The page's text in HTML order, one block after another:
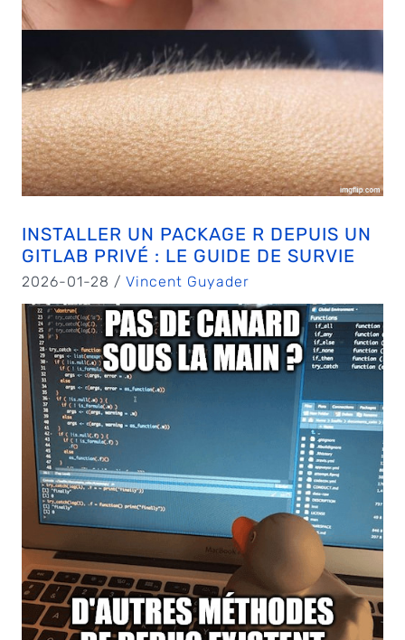
INSTALLER UN PACKAGE R DEPUIS UN
GITLAB PRIVÉ : LE GUIDE DE SURVIE
2026-01-28 / Vincent Guyader